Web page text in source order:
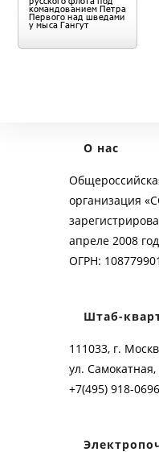
О нас
организация
апреле 2008
ОГРН:
Штаб-
111033, г.
ул. Самокатная,
+7(495) 918-0696